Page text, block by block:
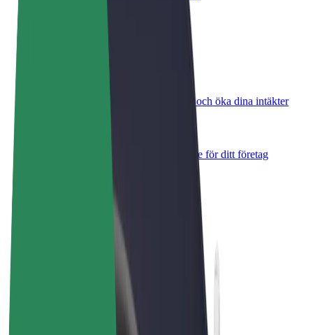
Lägg till ditt åkeri på Bolts plattform och öka dina intäkter
Bolts produkter och tjänster anpassade för ditt företag
© 2026 Bolt Technology OÜ